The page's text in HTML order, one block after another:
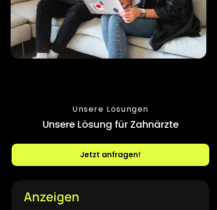
Unsere Lösungen
Unsere Lösung für Zahnärzte
Jetzt anfragen!
Anzeigen